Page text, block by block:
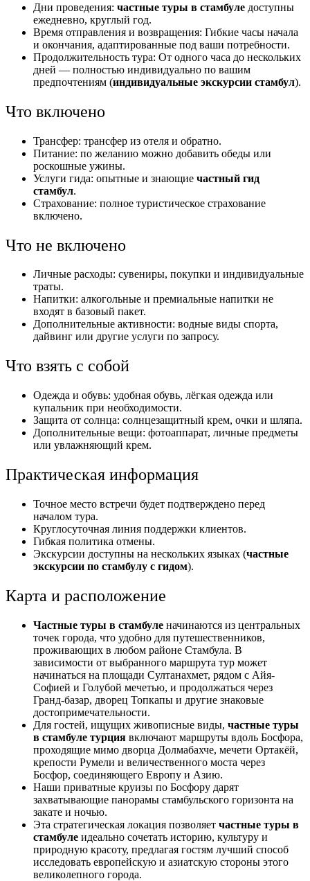
Дни проведения: частные туры в стамбуле доступны
ежедневно, круглый год.
Время отправления и возвращения: Гибкие часы начала
и окончания, адаптированные под ваши потребности.
Продолжительность тура: От одного часа до нескольких
дней — полностью индивидуально по вашим
предпочтениям (индивидуальные экскурсии стамбул).
Что включено
Трансфер: трансфер из отеля и обратно.
Питание: по желанию можно добавить обеды или
роскошные ужины.
Услуги гида: опытные и знающие частный гид
стамбул.
Страхование: полное туристическое страхование
включено.
Что не включено
Личные расходы: сувениры, покупки и индивидуальные
траты.
Напитки: алкогольные и премиальные напитки не
входят в базовый пакет.
Дополнительные активности: водные виды спорта,
дайвинг или другие услуги по запросу.
Что взять с собой
Одежда и обувь: удобная обувь, лёгкая одежда или
купальник при необходимости.
Защита от солнца: солнцезащитный крем, очки и шляпа.
Дополнительные вещи: фотоаппарат, личные предметы
или увлажняющий крем.
Практическая информация
Точное место встречи будет подтверждено перед
началом тура.
Круглосуточная линия поддержки клиентов.
Гибкая политика отмены.
Экскурсии доступны на нескольких языках (частные
экскурсии по стамбулу с гидом).
Карта и расположение
Частные туры в стамбуле начинаются из центральных
точек города, что удобно для путешественников,
проживающих в любом районе Стамбула. В
зависимости от выбранного маршрута тур может
начинаться на площади Султанахмет, рядом с Айя-
Софией и Голубой мечетью, и продолжаться через
Гранд-базар, дворец Топкапы и другие знаковые
достопримечательности.
Для гостей, ищущих живописные виды, частные туры
в стамбуле турция включают маршруты вдоль Босфора,
проходящие мимо дворца Долмабахче, мечети Ортакёй,
крепости Румели и величественного моста через
Босфор, соединяющего Европу и Азию.
Наши приватные круизы по Босфору дарят
захватывающие панорамы стамбульского горизонта на
закате и ночью.
Эта стратегическая локация позволяет частные туры в
стамбуле идеально сочетать историю, культуру и
природную красоту, предлагая гостям лучший способ
исследовать европейскую и азиатскую стороны этого
великолепного города.